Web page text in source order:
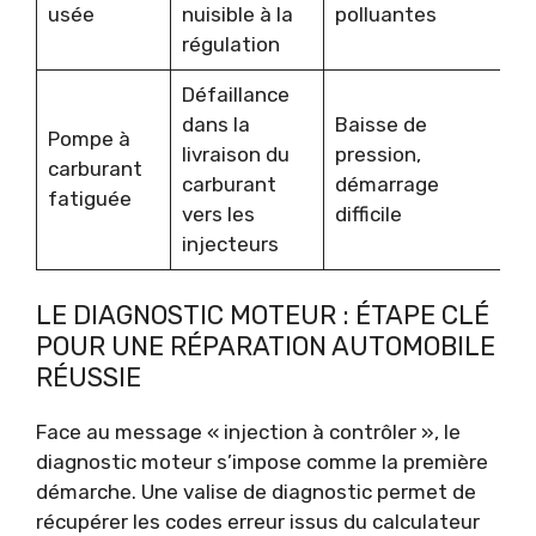
usée
nuisible à la
régulation
polluantes
Pompe à
carburant
fatiguée
Défaillance
dans la
livraison du
carburant
vers les
injecteurs
Baisse de
pression,
démarrage
difficile
LE DIAGNOSTIC MOTEUR : ÉTAPE CLÉ
POUR UNE RÉPARATION AUTOMOBILE
RÉUSSIE
Face au message « injection à contrôler », le
diagnostic moteur s’impose comme la première
démarche. Une valise de diagnostic permet de
récupérer les codes erreur issus du calculateur